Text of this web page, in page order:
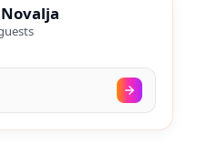
27. aug.–25. sep.